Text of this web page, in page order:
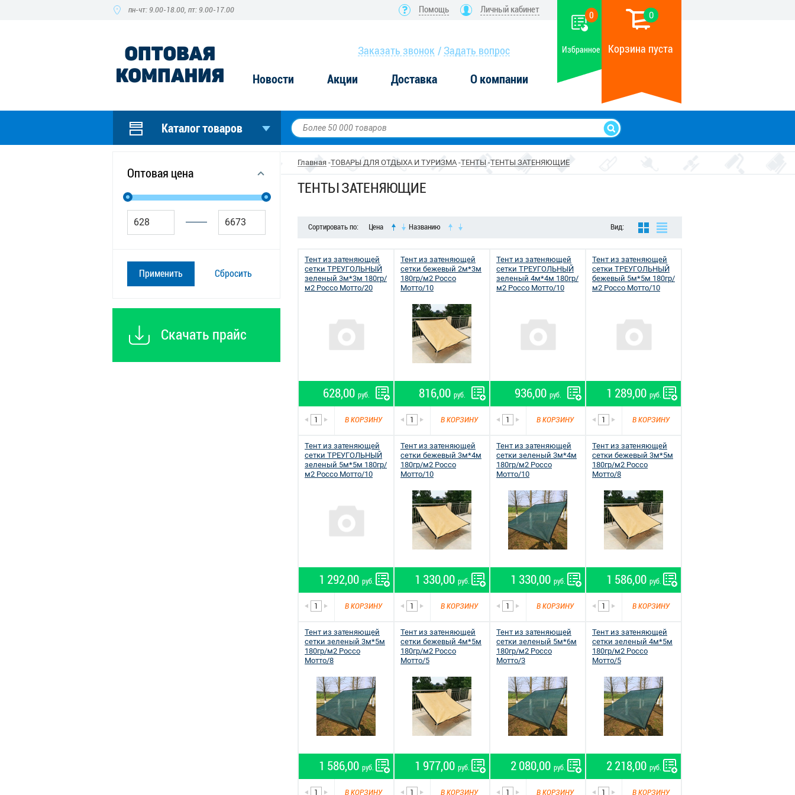
пн-чт: 9.00-18.00, пт: 9.00-17.00 Помощь Личный кабинет
Заказать звонок Задать вопрос
Новости Акции Доставка О компании
Избранное
0 0
Корзина пуста
Каталог товаров
Оптовая цена
Сбросить
Скачать прайс
Главная ТОВАРЫ ДЛЯ ОТДЫХА И ТУРИЗМА ТЕНТЫ ТЕНТЫ ЗАТЕНЯЮЩИЕ
ТЕНТЫ ЗАТЕНЯЮЩИЕ
Сортировать по: Цена Названию Вид:
Тент из затеняющей
сетки ТРЕУГОЛЬНЫЙ
зеленый 3м*3м 180гр/
м2 Россо Мотто/20
628,00 руб.
В КОРЗИНУ
Тент из затеняющей
сетки бежевый 2м*3м
180гр/м2 Россо
Мотто/10
816,00 руб.
В КОРЗИНУ
Тент из затеняющей
сетки ТРЕУГОЛЬНЫЙ
зеленый 4м*4м 180гр/
м2 Россо Мотто/10
936,00 руб.
В КОРЗИНУ
Тент из затеняющей
сетки ТРЕУГОЛЬНЫЙ
бежевый 5м*5м 180гр/
м2 Россо Мотто/10
1 289,00 руб.
В КОРЗИНУ
Тент из затеняющей
сетки ТРЕУГОЛЬНЫЙ
зеленый 5м*5м 180гр/
м2 Россо Мотто/10
1 292,00 руб.
В КОРЗИНУ
Тент из затеняющей
сетки бежевый 3м*4м
180гр/м2 Россо
Мотто/10
1 330,00 руб.
В КОРЗИНУ
Тент из затеняющей
сетки зеленый 3м*4м
180гр/м2 Россо
Мотто/10
1 330,00 руб.
В КОРЗИНУ
Тент из затеняющей
сетки бежевый 3м*5м
180гр/м2 Россо
Мотто/8
1 586,00 руб.
В КОРЗИНУ
Тент из затеняющей
сетки зеленый 3м*5м
180гр/м2 Россо
Мотто/8
1 586,00 руб.
В КОРЗИНУ
Тент из затеняющей
сетки бежевый 4м*5м
180гр/м2 Россо
Мотто/5
1 977,00 руб.
В КОРЗИНУ
Тент из затеняющей
сетки зеленый 5м*6м
180гр/м2 Россо
Мотто/3
2 080,00 руб.
В КОРЗИНУ
Тент из затеняющей
сетки зеленый 4м*5м
180гр/м2 Россо
Мотто/5
2 218,00 руб.
В КОРЗИНУ